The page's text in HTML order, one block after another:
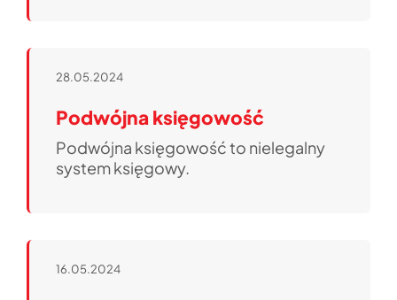
28.05.2024
Podwójna księgowość
Podwójna księgowość to nielegalny
system księgowy.
16.05.2024